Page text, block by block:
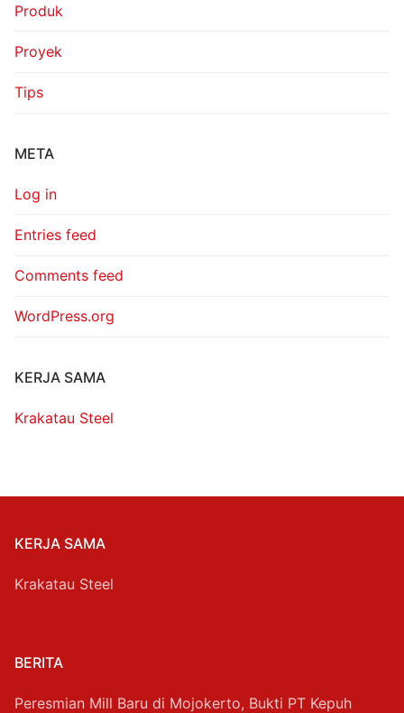
Produk
Proyek
Tips
META
Log in
Entries feed
Comments feed
WordPress.org
KERJA SAMA
Krakatau Steel
KERJA SAMA
Krakatau Steel
BERITA
Peresmian Mill Baru di Mojokerto, Bukti PT Kepuh